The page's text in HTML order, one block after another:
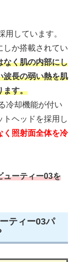
用しています。
しか搭載されてい
なく肌の内部にし
波長の弱い熱を肌
ます。
冷却機能が付い
トヘッドを採用し
く照射面全体を冷
ューティー03を
ティー03パ